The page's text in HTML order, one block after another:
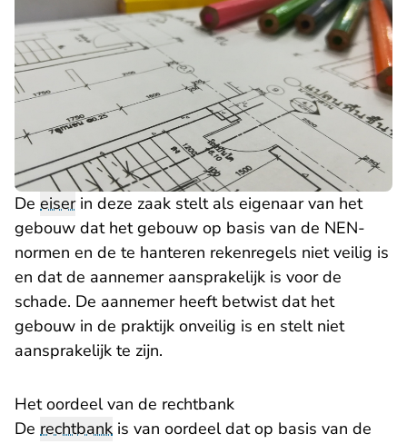
De eiserin deze zaak stelt als eigenaar van het
gebouw dat het gebouw op basis van de NEN-
normen en de te hanteren rekenregels niet veilig is
en dat de aannemer aansprakelijk is voor de
schade. De aannemer heeft betwist dat het
gebouw in de praktijk onveilig is en stelt niet
aansprakelijk te zijn.
Het oordeel van de rechtbank
De rechtbank is van oordeel dat op basis van de